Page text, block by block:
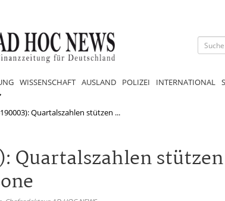
WISSENSCHAFT AUSLAND POLIZEI INTERNATIONAL
Quartalszahlen stützen ...
Quartalszahlen